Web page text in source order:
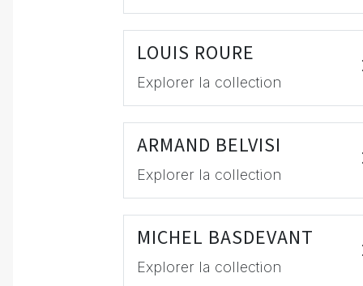
LOUIS ROURE
Explorer la collection
ARMAND BELVISI
Explorer la collection
MICHEL BASDEVANT
Explorer la collection